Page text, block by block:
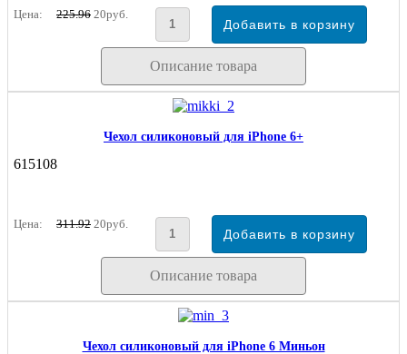
Цена: 225.96 20руб.
Описание товара
Чехол силиконовый для iPhone 6+
615108
Цена: 311.92 20руб.
Описание товара
Чехол силиконовый для iPhone 6 Миньон